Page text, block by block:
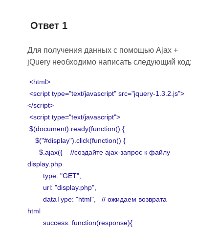
Ответ 1
Для получения данных с помощью Ajax +
jQuery необходимо написать следующий код:
<html>
<script type="text/javascript" src="jquery-1.3.2.js">
</script>
<script type="text/javascript">
$(document).ready(function() {
$("#display").click(function() {
$.ajax({ //создайте ajax-запрос к файлу
display.php
type: "GET",
url: "display.php",
dataType: "html", // ожидаем возврата
html
success: function(response){